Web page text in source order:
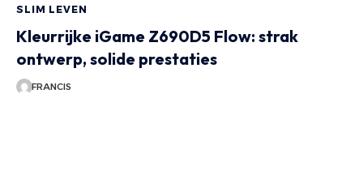
SLIM LEVEN
Kleurrijke iGame Z690D5 Flow: strak
ontwerp, solide prestaties
FRANCIS